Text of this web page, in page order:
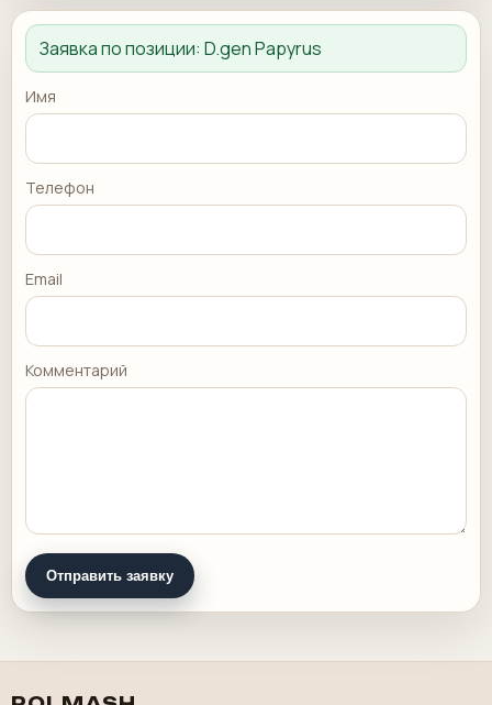
Заявка по позиции: D.gen Papyrus
Имя
Телефон
Email
Комментарий
Отправить заявку